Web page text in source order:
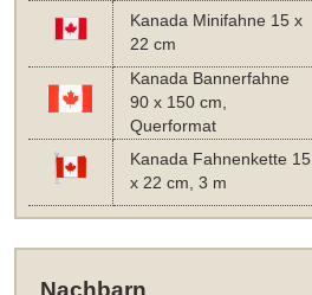
Kanada Minifahne 15 x
22 cm
Kanada Bannerfahne
90 x 150 cm,
Querformat
Kanada Fahnenkette 15
x 22 cm, 3 m
Nachbarn